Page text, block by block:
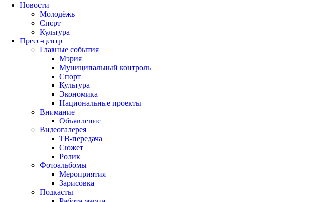
Новости
Молодёжь
Спорт
Культура
Пресс-центр
Главные события
Мэрия
Муниципальный контроль
Спорт
Культура
Экономика
Национальные проекты
Внимание
Объявление
Видеогалерея
ТВ-передача
Сюжет
Ролик
Фотоальбомы
Мероприятия
Зарисовка
Подкасты